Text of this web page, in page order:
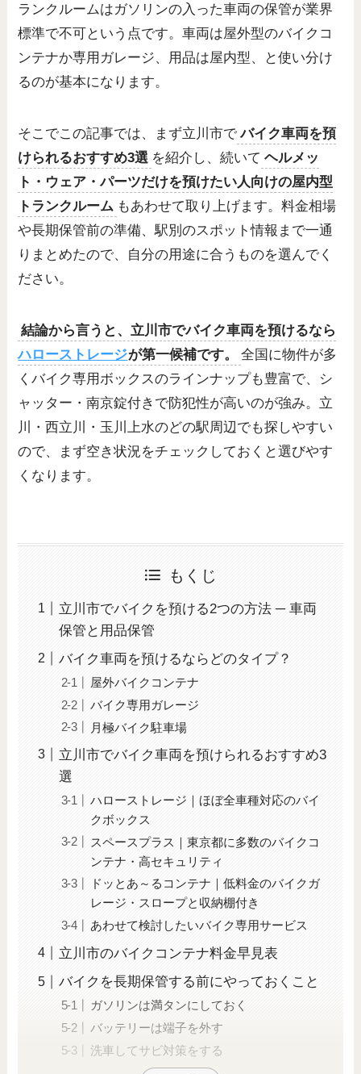
ランクルームはガソリンの入った車両の保管が業界
標準で不可という点です。車両は屋外型のバイクコ
ンテナか専用ガレージ、用品は屋内型、と使い分け
るのが基本になります。
そこでこの記事では、まず立川市で バイク車両を預
けられるおすすめ3選 を紹介し、続いて ヘルメッ
ト・ウェア・パーツだけを預けたい人向けの屋内型
トランクルーム もあわせて取り上げます。料金相場
や長期保管前の準備、駅別のスポット情報まで一通
りまとめたので、自分の用途に合うものを選んでく
ださい。
結論から言うと、立川市でバイク車両を預けるなら
ハローストレージが第一候補です。
全国に物件が多
くバイク専用ボックスのラインナップも豊富で、シ
ャッター・南京錠付きで防犯性が高いのが強み。立
川・西立川・玉川上水のどの駅周辺でも探しやすい
ので、まず空き状況をチェックしておくと選びやす
くなります。
もくじ
立川市でバイクを預ける2つの方法 ─ 車両
保管と用品保管
バイク車両を預けるならどのタイプ？
屋外バイクコンテナ
バイク専用ガレージ
月極バイク駐車場
立川市でバイク車両を預けられるおすすめ3
選
ハローストレージ｜ほぼ全車種対応のバイ
クボックス
スペースプラス｜東京都に多数のバイクコ
ンテナ・高セキュリティ
ドッとあ～るコンテナ｜低料金のバイクガ
レージ・スロープと収納棚付き
あわせて検討したいバイク専用サービス
立川市のバイクコンテナ料金早見表
バイクを長期保管する前にやっておくこと
ガソリンは満タンにしておく
バッテリーは端子を外す
洗車してサビ対策をする